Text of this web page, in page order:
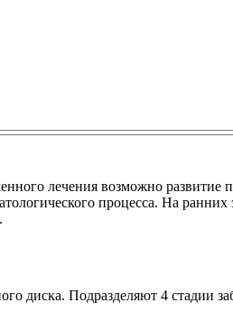
лечения возможно развитие
процесса. На
диска. Подразделяют 4 стадии